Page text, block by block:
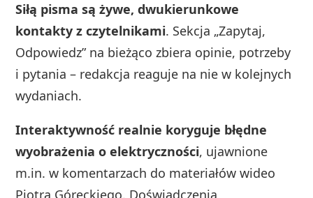
Siłą pisma są żywe, dwukierunkowe
kontakty z czytelnikami. Sekcja „Zapytaj,
Odpowiedz” na bieżąco zbiera opinie, potrzeby
i pytania – redakcja reaguje na nie w kolejnych
wydaniach.
Interaktywność realnie koryguje błędne
wyobrażenia o elektryczności, ujawnione
m.in. w komentarzach do materiałów wideo
Piotra Góreckiego. Doświadczenia